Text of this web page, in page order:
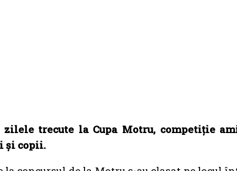
trecute la Cupa Motru, competiție
și copii.